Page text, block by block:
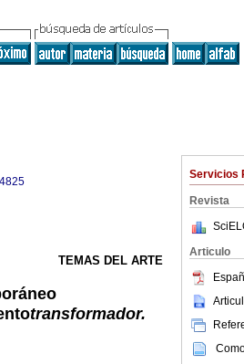
Servicios
Revista
Articulo
TEMAS DEL ARTE
transformador.